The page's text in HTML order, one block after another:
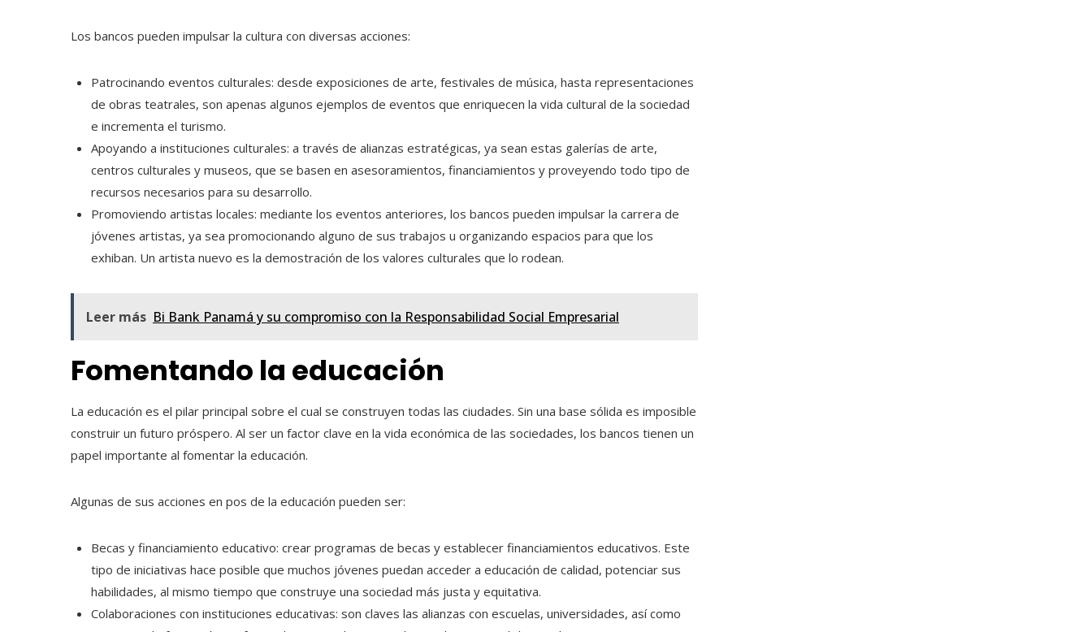
Los bancos pueden impulsar la cultura con diversas acciones:
Patrocinando eventos culturales: desde exposiciones de arte, festivales de música, hasta representaciones
de obras teatrales, son apenas algunos ejemplos de eventos que enriquecen la vida cultural de la sociedad
e incrementa el turismo.
Apoyando a instituciones culturales: a través de alianzas estratégicas, ya sean estas galerías de arte,
centros culturales y museos, que se basen en asesoramientos, financiamientos y proveyendo todo tipo de
recursos necesarios para su desarrollo.
Promoviendo artistas locales: mediante los eventos anteriores, los bancos pueden impulsar la carrera de
jóvenes artistas, ya sea promocionando alguno de sus trabajos u organizando espacios para que los
exhiban. Un artista nuevo es la demostración de los valores culturales que lo rodean.
Leer más Bi Bank Panamá y su compromiso con la Responsabilidad Social Empresarial
Fomentando la educación
La educación es el pilar principal sobre el cual se construyen todas las ciudades. Sin una base sólida es imposible
construir un futuro próspero. Al ser un factor clave en la vida económica de las sociedades, los bancos tienen un
papel importante al fomentar la educación.
Algunas de sus acciones en pos de la educación pueden ser:
Becas y financiamiento educativo: crear programas de becas y establecer financiamientos educativos. Este
tipo de iniciativas hace posible que muchos jóvenes puedan acceder a educación de calidad, potenciar sus
habilidades, al mismo tiempo que construye una sociedad más justa y equitativa.
Colaboraciones con instituciones educativas: son claves las alianzas con escuelas, universidades, así como